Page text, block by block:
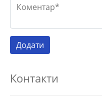
Контакти